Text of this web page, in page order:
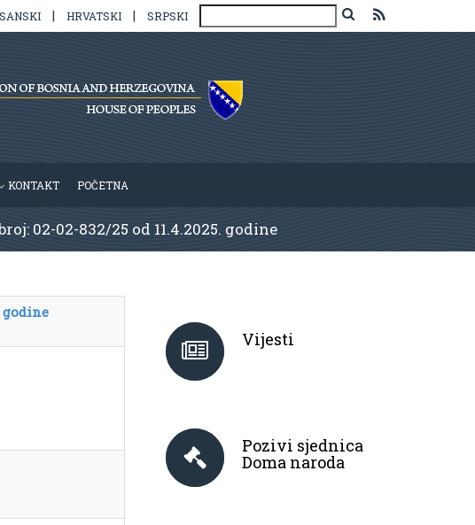
| HRVATSKI | SRPSKI
KONTAKT POČETNA
02-02-832/25 od 11.4.2025. godine
godine
Vijesti
Pozivi sjednica
Doma naroda